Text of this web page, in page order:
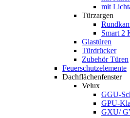
mit
Türzargen
Smart 2
Glastüren
Türdrücker
Zubehör Türen
Feuerschutzelemente
Dachflächenfenster
Velux
GGU-
GPU-
GXU/